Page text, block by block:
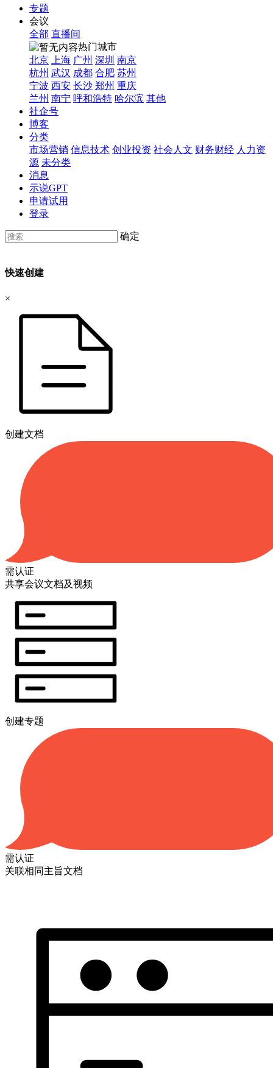
专题
会议
全部 直播间
热门城市
北京
上海 广州 深圳 南京
杭州 武汉 成都 合肥 苏州
宁波 西安 长沙 郑州 重庆
兰州 南宁 呼和浩特 哈尔滨 其他
社企号
博客
分类
市场营销 信息技术 创业投资 社会人文 财务财经 人力资
源 未分类
消息
示说GPT
申请试用
登录
确定
快速创建
×
创建文档
需认证
共享会议文档及视频
创建专题
需认证
关联相同主旨文档